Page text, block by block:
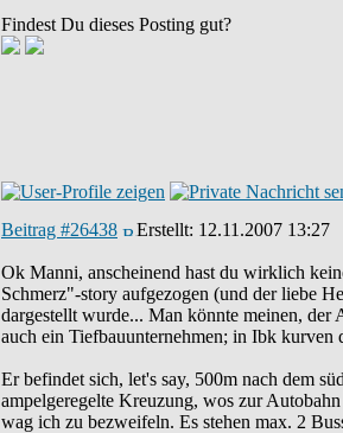
Findest Du dieses Posting gut?
Beitrag #26438 Erstellt: 12.11.2007 13:27
Ok Manni, anscheinend hast du wirklich
Schmerz"-story aufgezogen (und der liebe
dargestellt wurde... Man könnte meinen,
auch ein Tiefbauunternehmen; in Ibk
Er befindet sich, let's say, 500m nach dem
ampelgeregelte Kreuzung, wos zur
wag ich zu bezweifeln. Es stehen max. 2